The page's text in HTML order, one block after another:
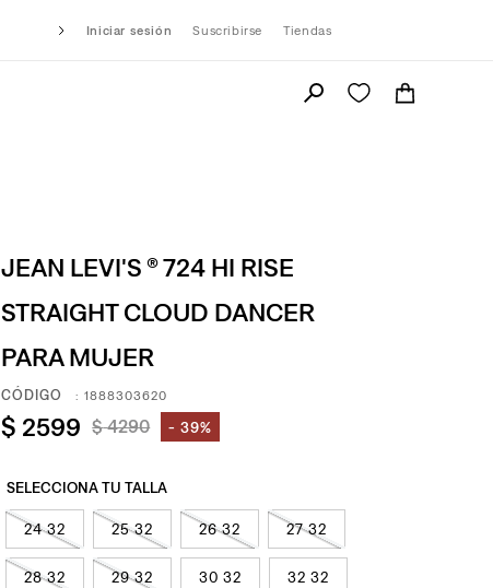
Iniciar sesión Suscribirse Tiendas
JEAN LEVI'S ® 724 HI RISE
STRAIGHT CLOUD DANCER
PARA MUJER
:1888303620
$ 2599 $ 4290 39%
24 32 25 32 26 32 27 32
28 32 29 32 30 32 32 32